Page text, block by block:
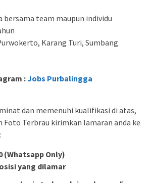
bersama team maupun individu
Karang Turi, Sumbang
:Jobs Purbalingga
dan memenuhi kualifikasi di atas,
Foto Terbrau kirimkan lamaran anda ke
(Whatsapp Only)
yang dilamar